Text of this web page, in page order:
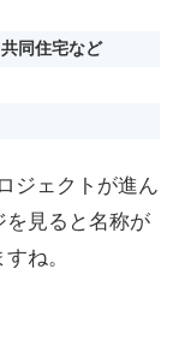
同住宅など
ジェクトが進ん
を見ると名称が
ね。